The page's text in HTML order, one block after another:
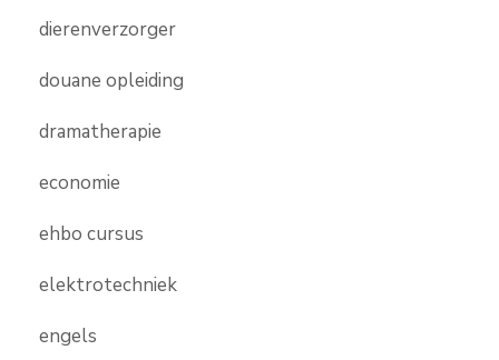
dierenverzorger
douane opleiding
dramatherapie
economie
ehbo cursus
elektrotechniek
engels